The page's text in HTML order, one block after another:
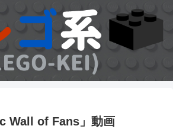
Wall of Fans」動画